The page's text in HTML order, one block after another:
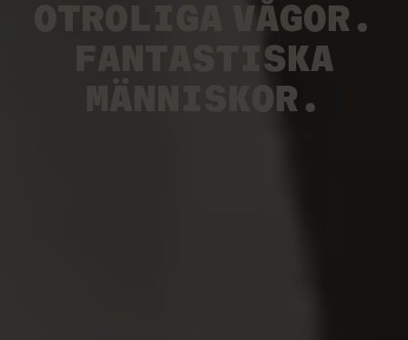
OTROLIGA VÅGOR.
FANTASTISKA
MÄNNISKOR.